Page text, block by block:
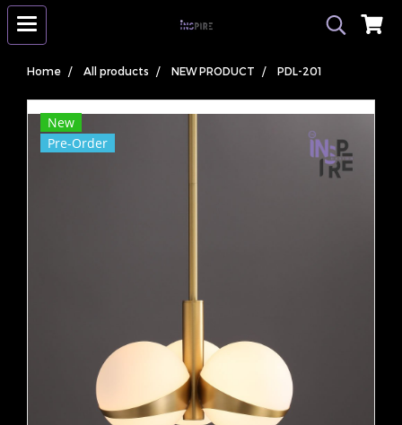
Home All products NEW PRODUCT PDL-201
New
Pre-Order